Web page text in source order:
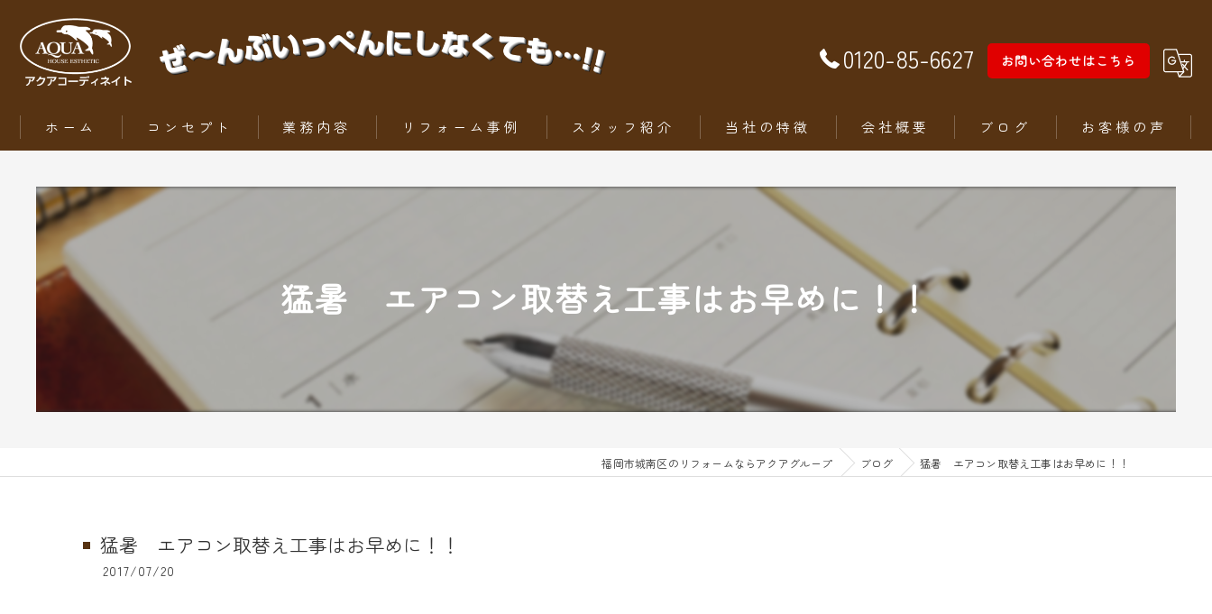
0120-85-6627 お問い合わせはこちら
ホーム コンセプト 業務内容
ZEH（ゼッチ）とは
リフォーム事例
ちょっとだけリフォーム
スタッフ紹介 当社の特徴
内装工事
水回りリフォーム
外構工事・エクステリア
会社概要 ブログ お客様の声
猛暑 エアコン取替え工事はお早めに！！
福岡市城南区のリフォームならアクアグループ ブログ 猛暑 エアコン取替え工事はお早めに！！
猛暑 エアコン取替え工事はお早めに！！
2017/07/20